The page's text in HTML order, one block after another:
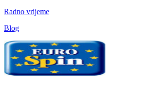
Radno vrijeme
Blog